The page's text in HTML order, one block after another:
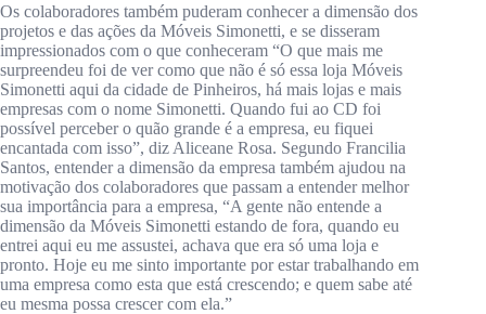
Os colaboradores também puderam conhecer a dimensão dos
projetos e das ações da Móveis Simonetti, e se disseram
impressionados com o que conheceram “O que mais me
surpreendeu foi de ver como que não é só essa loja Móveis
Simonetti aqui da cidade de Pinheiros, há mais lojas e mais
empresas com o nome Simonetti. Quando fui ao CD foi
possível perceber o quão grande é a empresa, eu fiquei
encantada com isso”, diz Aliceane Rosa. Segundo Francilia
Santos, entender a dimensão da empresa também ajudou na
motivação dos colaboradores que passam a entender melhor
sua importância para a empresa, “A gente não entende a
dimensão da Móveis Simonetti estando de fora, quando eu
entrei aqui eu me assustei, achava que era só uma loja e
pronto. Hoje eu me sinto importante por estar trabalhando em
uma empresa como esta que está crescendo; e quem sabe até
eu mesma possa crescer com ela.”